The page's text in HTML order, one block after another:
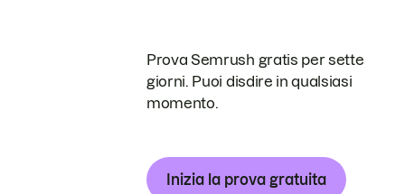
Prova Semrush gratis per sette
giorni. Puoi disdire in qualsiasi
momento.
Inizia la prova gratuita